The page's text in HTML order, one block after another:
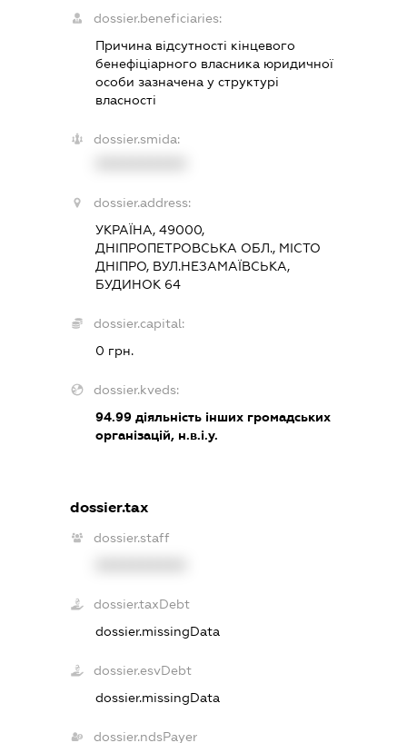
dossier.beneficiaries:
Причина відсутності кінцевого
бенефіціарного власника юридичної
особи зазначена у структурі
власності
dossier.smida:
dossier.address:
УКРАЇНА, 49000,
ДНІПРОПЕТРОВСЬКА ОБЛ., МІСТО
ДНІПРО, ВУЛ.НЕЗАМАЇВСЬКА,
БУДИНОК 64
dossier.capital:
0 грн.
dossier.kveds:
94.99 діяльність інших громадських
організацій, н.в.і.у.
dossier.tax
dossier.staff
dossier.taxDebt
dossier.missingData
dossier.esvDebt
dossier.missingData
dossier.ndsPayer